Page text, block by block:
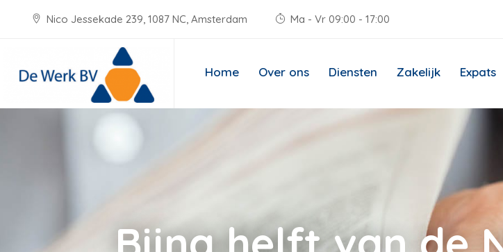
Nico Jessekade 239, 1087 NC, Amsterdam Ma - Vr 09:00 - 17:00
Home Over ons Diensten Zakelijk Expats